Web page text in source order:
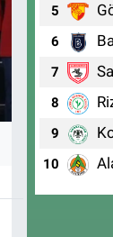
5
6
7
8
9
10